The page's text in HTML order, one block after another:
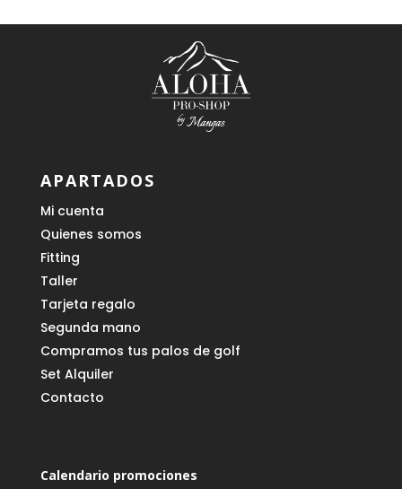
APARTADOS
Mi cuenta
Quienes somos
Fitting
Taller
Tarjeta regalo
Segunda mano
Compramos tus palos de golf
Set Alquiler
Contacto
Calendario promociones